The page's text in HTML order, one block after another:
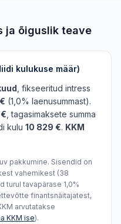
ja õiguslik teave
kulukuse määr)
, fikseeritud intress
(1,0% laenusummast).
, tagasimaksete summa
kulu 10 829 €. KKM
pakkumine. Sisendid on
vahemikest (38
turul tavapärase 1,0%
finantsnäitajatest,
arvutatakse
KKM ise).